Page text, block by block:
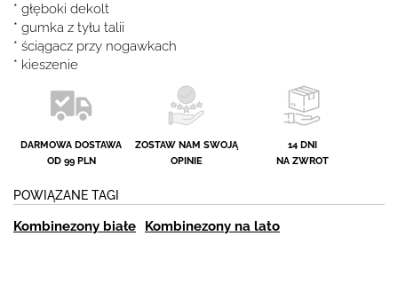
* głęboki dekolt
* gumka z tyłu talii
* ściągacz przy nogawkach
* kieszenie
DARMOWA DOSTAWA
OD 99 PLN
ZOSTAW NAM SWOJĄ
OPINIE
14 DNI
NA ZWROT
POWIĄZANE TAGI
Kombinezony białe Kombinezony na lato